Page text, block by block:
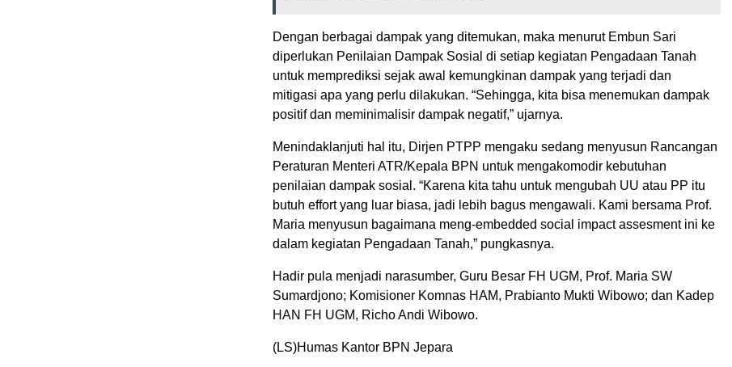
Dengan berbagai dampak yang ditemukan, maka menurut Embun Sari
diperlukan Penilaian Dampak Sosial di setiap kegiatan Pengadaan Tanah
untuk memprediksi sejak awal kemungkinan dampak yang terjadi dan
mitigasi apa yang perlu dilakukan. “Sehingga, kita bisa menemukan dampak
positif dan meminimalisir dampak negatif,” ujarnya.
Menindaklanjuti hal itu, Dirjen PTPP mengaku sedang menyusun Rancangan
Peraturan Menteri ATR/Kepala BPN untuk mengakomodir kebutuhan
penilaian dampak sosial. “Karena kita tahu untuk mengubah UU atau PP itu
butuh effort yang luar biasa, jadi lebih bagus mengawali. Kami bersama Prof.
Maria menyusun bagaimana meng-embedded social impact assesment ini ke
dalam kegiatan Pengadaan Tanah,” pungkasnya.
Hadir pula menjadi narasumber, Guru Besar FH UGM, Prof. Maria SW
Sumardjono; Komisioner Komnas HAM, Prabianto Mukti Wibowo; dan Kadep
HAN FH UGM, Richo Andi Wibowo.
(LS)Humas Kantor BPN Jepara